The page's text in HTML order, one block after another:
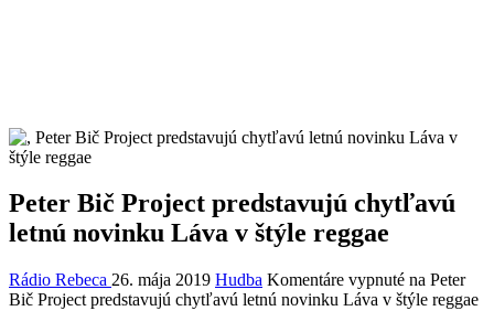
Peter Bič Project predstavujú chytľavú
letnú novinku Láva v štýle reggae
Rádio Rebeca 26. mája 2019 Hudba Komentáre vypnuté na Peter
Bič Project predstavujú chytľavú letnú novinku Láva v štýle reggae